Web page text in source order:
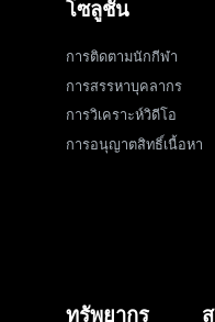
โซลูชั่น
การติดตามนักกีฬา
การสรรหาบุคลากร
การวิเคราะห์วิดีโอ
การอนุญาตสิทธิ์เนื้อหา
ทรัพยากร